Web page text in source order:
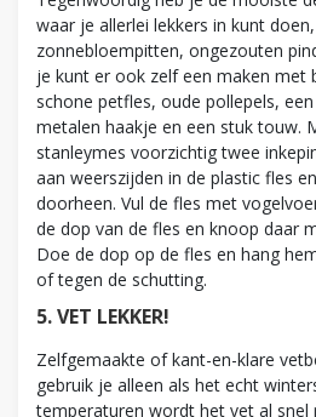
waar je allerlei lekkers in kunt
zonnebloempitten, ongezouten
je kunt er ook zelf een maken met
schone petfles, oude pollepels,
metalen haakje en een stuk touw.
stanleymes voorzichtig twee
aan weerszijden in de plastic fles
doorheen. Vul de fles met
de dop van de fles en knoop daar
Doe de dop op de fles en hang
of tegen de schutting.
5. VET LEKKER!
Zelfgemaakte of kant-en-klare
gebruik je alleen als het echt
temperaturen wordt het vet al snel